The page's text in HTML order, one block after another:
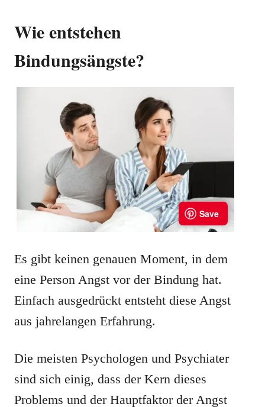
Wie entstehen
Bindungsängste?
Es gibt keinen genauen Moment, in dem
eine Person Angst vor der Bindung hat.
Einfach ausgedrückt entsteht diese Angst
aus jahrelangen Erfahrung.
Die meisten Psychologen und Psychiater
sind sich einig, dass der Kern dieses
Problems und der Hauptfaktor der Angst